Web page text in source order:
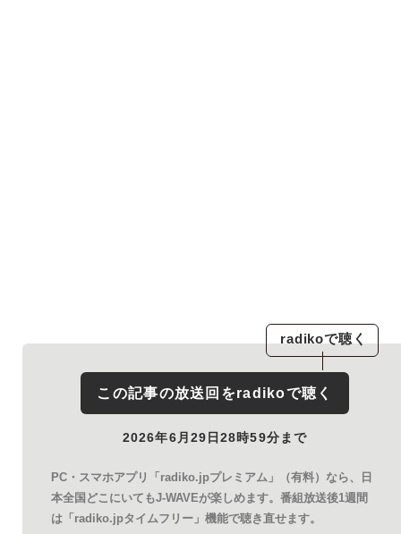
radikoで聴く
この記事の放送回をradikoで聴く
2026年6月29日28時59分まで
PC・スマホアプリ「radiko.jpプレミアム」（有料）なら、日
本全国どこにいてもJ-WAVEが楽しめます。番組放送後1週間
は「radiko.jpタイムフリー」機能で聴き直せます。